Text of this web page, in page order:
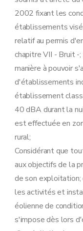
2002 fixant les
établissements
relatif au permis
chapitre VII - Bruit -
manière à pouvoir
d'établissements
établissement
40 dBA durant la
est effectuée en
rural;
Considérant que
aux objectifs de la
de son exploitation;
les activités et
éolienne de
s'impose dès lors